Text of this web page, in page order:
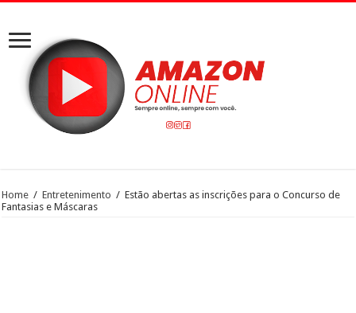
Home / Entretenimento / Estão abertas as inscrições para o Concurso de
Fantasias e Máscaras